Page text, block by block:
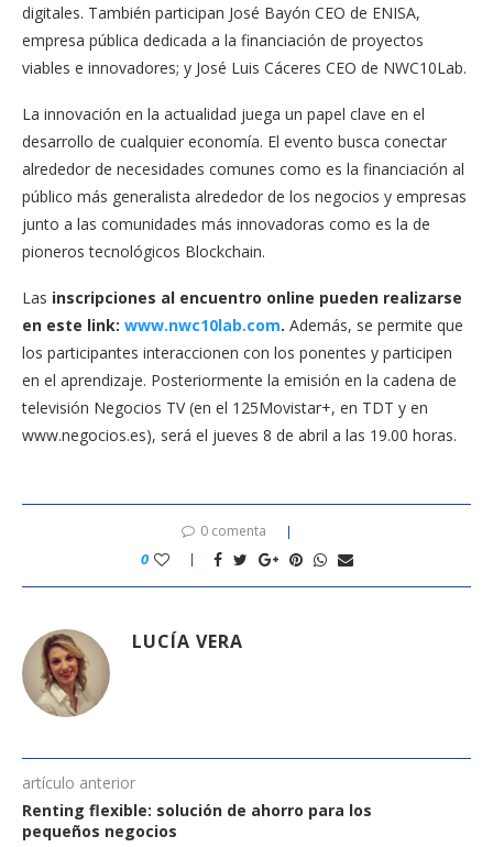
digitales. También participan José Bayón CEO de ENISA,
empresa pública dedicada a la financiación de proyectos
viables e innovadores; y José Luis Cáceres CEO de NWC10Lab.
La innovación en la actualidad juega un papel clave en el
desarrollo de cualquier economía. El evento busca conectar
alrededor de necesidades comunes como es la financiación al
público más generalista alrededor de los negocios y empresas
junto a las comunidades más innovadoras como es la de
pioneros tecnológicos Blockchain.
Las inscripciones al encuentro online pueden realizarse
en este link: www.nwc10lab.com. Además, se permite que
los participantes interaccionen con los ponentes y participen
en el aprendizaje. Posteriormente la emisión en la cadena de
televisión Negocios TV (en el 125Movistar+, en TDT y en
www.negocios.es), será el jueves 8 de abril a las 19.00 horas.
0 comenta
0
LUCÍA VERA
artículo anterior
Renting flexible: solución de ahorro para los
pequeños negocios